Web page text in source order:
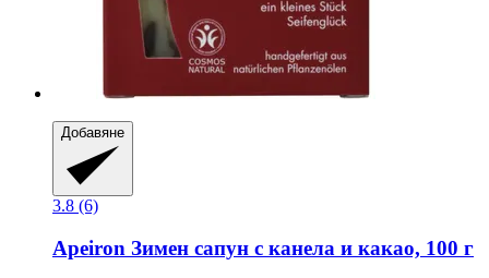
Добавяне
3.8 (6)
Apeiron Зимен сапун с канела и какао, 100 г